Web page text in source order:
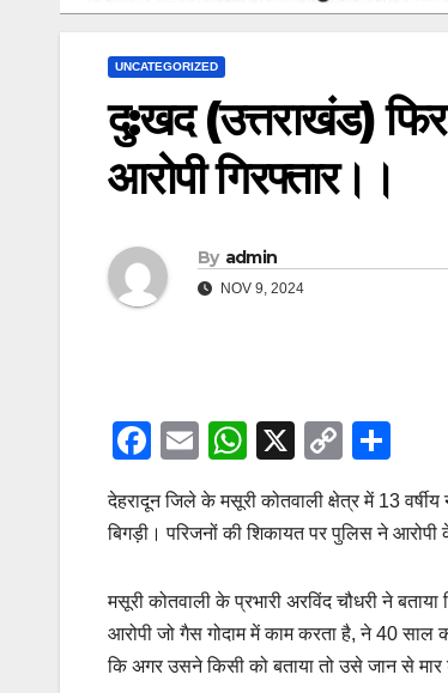
UNCATEGORIZED
दु:खद (उत्तराखंड)
आरोपी गिरफ्तार।।
By admin
NOV 9, 2024
F
c
e
b
o
o
E
m
ail
W
at
A
p
p
X
C
p
y
Li
n
k
ar
देहरादून जिले के मसूरी कोतवाली क्षेत्र में 13
बिगड़ी। परिजनों की शिकायत पर पुलिस ने
मसूरी कोतवाली के प्रभारी अरविंद चौधरी ने
आरोपी जो गैस गोदाम में काम करता है, ने 40 साल
कि अगर उसने किसी को बताया तो उसे जान से मार